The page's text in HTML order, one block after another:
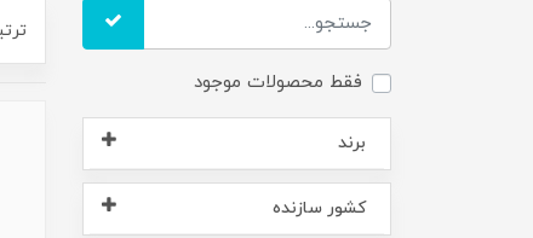
فقط محصولات موجود
برند
کشور سازنده